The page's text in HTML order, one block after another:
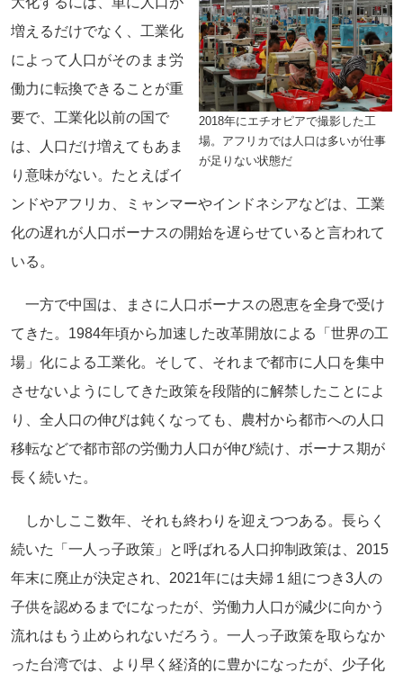
2018年にエチオピアで撮影した工
場。アフリカでは人口は多いが仕事
が足りない状態だ
増えるだけでなく、工業化
によって人口がそのまま労
働力に転換できることが重
要で、工業化以前の国で
は、人口だけ増えてもあま
り意味がない。たとえばイ
ンドやアフリカ、ミャンマーやインドネシアなどは、工業
化の遅れが人口ボーナスの開始を遅らせていると言われて
いる。
一方で中国は、まさに人口ボーナスの恩恵を全身で受け
てきた。1984年頃から加速した改革開放による「世界の工
場」化による工業化。そして、それまで都市に人口を集中
させないようにしてきた政策を段階的に解禁したことによ
り、全人口の伸びは鈍くなっても、農村から都市への人口
移転などで都市部の労働力人口が伸び続け、ボーナス期が
長く続いた。
しかしここ数年、それも終わりを迎えつつある。長らく
続いた「一人っ子政策」と呼ばれる人口抑制政策は、2015
年末に廃止が決定され、2021年には夫婦１組につき3人の
子供を認めるまでになったが、労働力人口が減少に向かう
流れはもう止められないだろう。一人っ子政策を取らなか
った台湾では、より早く経済的に豊かになったが、少子化